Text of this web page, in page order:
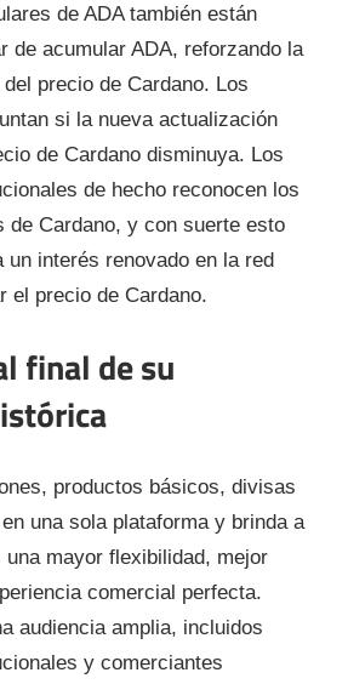
de ADA también están
de acumular ADA, reforzando la
precio de Cardano. Los
si la nueva actualización
de Cardano disminuya. Los
de hecho reconocen los
de Cardano, y con suerte esto
un interés renovado en la red
el precio de Cardano.
final de su
productos básicos, divisas
una sola plataforma y brinda a
mayor flexibilidad, mejor
comercial perfecta.
audiencia amplia, incluidos
y comerciantes